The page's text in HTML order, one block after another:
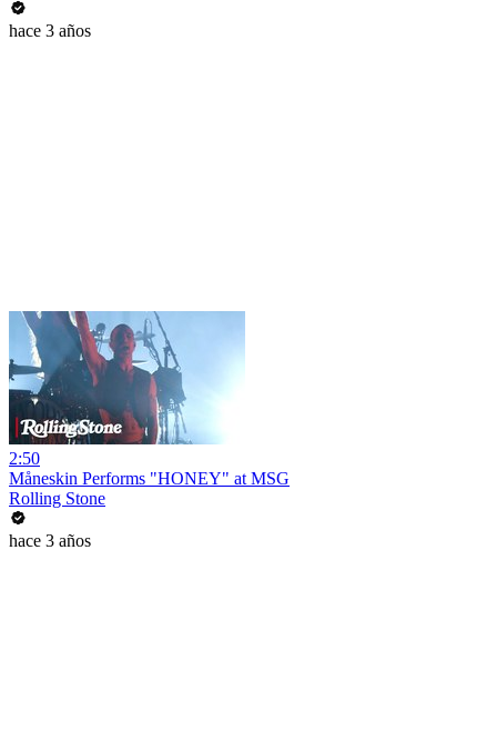
hace 3 años
2:50
Måneskin Performs "HONEY" at MSG
Rolling Stone
hace 3 años